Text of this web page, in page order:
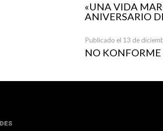
«UNA VIDA
ANIVERSARIO
Publicado el 13 de
NO KONFORME